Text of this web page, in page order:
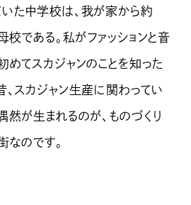
た中学校は、我が家から約
である。私がファッションと音
めてスカジャンのことを知った
、スカジャン生産に関わってい
然が生まれるのが、ものづくり
なのです。